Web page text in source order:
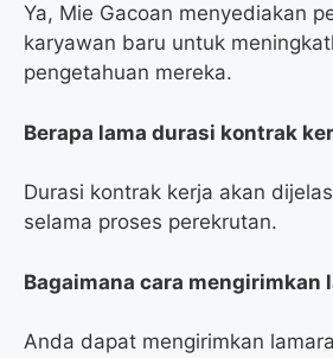
Ya, Mie Gacoan menyediakan
karyawan baru untuk
pengetahuan mereka.
Berapa lama durasi kontrak
Durasi kontrak kerja akan
selama proses perekrutan.
Bagaimana cara mengirimkan
Anda dapat mengirimkan